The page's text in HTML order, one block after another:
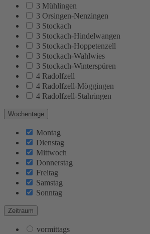
3 Mühlingen
3 Orsingen-Nenzingen
3 Stockach
3 Stockach-Hindelwangen
3 Stockach-Hoppetenzell
3 Stockach-Wahlwies
3 Stockach-Winterspüren
4 Radolfzell
4 Radolfzell-Möggingen
4 Radolfzell-Stahringen
Wochentage
Montag
Dienstag
Mittwoch
Donnerstag
Freitag
Samstag
Sonntag
Zeitraum
vormittags